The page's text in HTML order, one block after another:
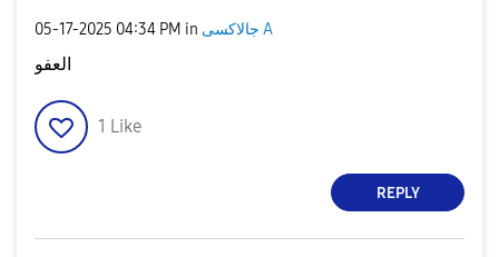
‎05-17-2025 04:34 PM in جالاكسى A
العفو
1 Like
REPLY